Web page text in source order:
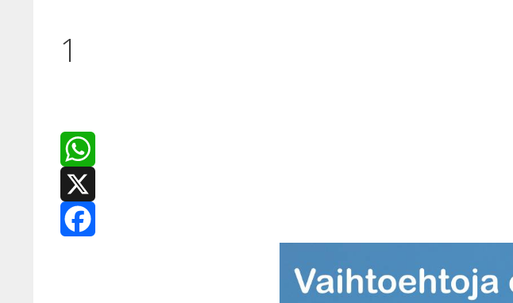
1
WhatsApp
X